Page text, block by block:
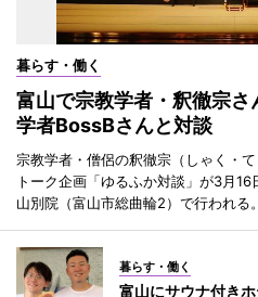
暮らす・働く
富山で宗教学者・釈徹宗
学者BossBさんと対談
宗教学者・僧侶の釈徹宗（しゃく・
トーク企画「ゆるふか対談」が3月
山別院（富山市総曲輪2）で行われる。
暮らす・働く
富山にサウナ付き